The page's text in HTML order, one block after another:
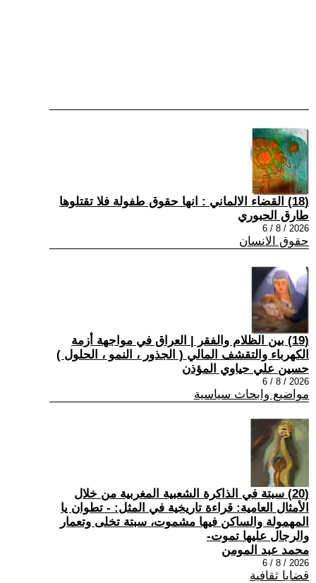
(18) القضاء الالماني : انها حقوق طفولة فلا تقتلوها
طارق الحبوري
2026 / 8 / 6
حقوق الانسان
(19) بين الظلام والفقر | العراق في مواجهة أزمة
الكهرباء والتقشف المالي ( الجذور ، النمو ، الحلول )
حسين علي حياوي المؤذن
2026 / 8 / 6
مواضيع وابحاث سياسية
(20) سبتة في الذاكرة الشعبية المغربية من خلال
الأمثال العامية: قراءة تاريخية في المثل: - تطوان يا
المهمولة والساكن فيها مشموت، سبتة تخلى وتعمار
والرجال عليها تموت-
محمد عبد المومن
2026 / 8 / 6
قضايا ثقافية